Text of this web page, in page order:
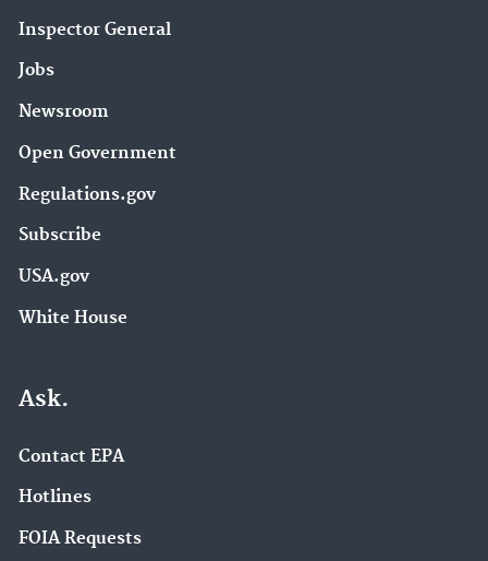
Inspector General
Jobs
Newsroom
Open Government
Regulations.gov
Subscribe
USA.gov
White House
Ask.
Contact EPA
Hotlines
FOIA Requests